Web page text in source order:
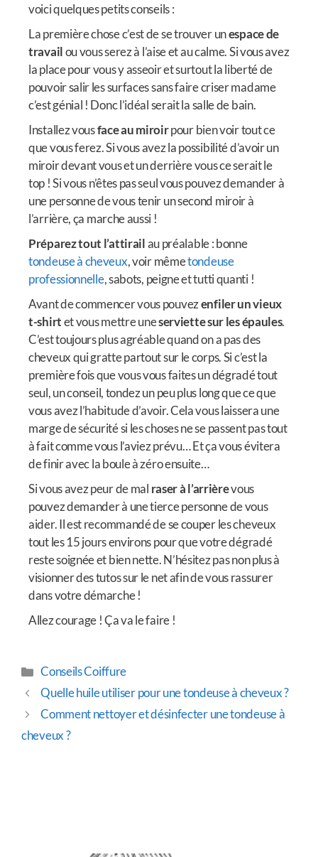
voici quelques petits conseils :
La première chose c’est de se trouver unespace de
travailou vous serez à l’aise et au calme. Si vous avez
la place pour vous y asseoir et surtout la liberté de
pouvoir salir les surfaces sans faire criser madame
c’est génial ! Donc l’idéal serait la salle de bain.
Installez vousface au miroirpour bien voir tout ce
que vous ferez. Si vous avez la possibilité d’avoir un
miroir devant vous et un derrière vous ce serait le
top ! Si vous n’êtes pas seul vous pouvez demander à
une personne de vous tenir un second miroir à
l’arrière, ça marche aussi !
Préparez tout l’attirailau préalable : bonne
tondeuse à cheveux, voir mêmetondeuse
professionnelle, sabots, peigne et tutti quanti !
Avant de commencer vous pouvezenfiler un vieux
t-shirtet vous mettre uneserviette sur les épaules.
C’est toujours plus agréable quand on a pas des
cheveux qui gratte partout sur le corps. Si c’est la
première fois que vous vous faites un dégradé tout
seul, un conseil, tondez un peu plus long que ce que
vous avez l’habitude d’avoir. Cela vous laissera une
marge de sécurité si les choses ne se passent pas tout
à fait comme vous l’aviez prévu… Et ça vous évitera
de finir avec la boule à zéro ensuite…
Si vous avez peur de mal raser à l’arrièrevous
pouvez demander à une tierce personne de vous
aider. Il est recommandé de se couper les cheveux
tout les 15 jours environs pour que votre dégradé
reste soignée et bien nette. N’hésitez pas non plus à
visionner des tutos sur le net afin de vous rassurer
dans votre démarche !
Allez courage ! Ça va le faire !
Conseils Coiffure
Quelle huile utiliser pour une tondeuse à cheveux ?
Comment nettoyer et désinfecter une tondeuse à
cheveux ?